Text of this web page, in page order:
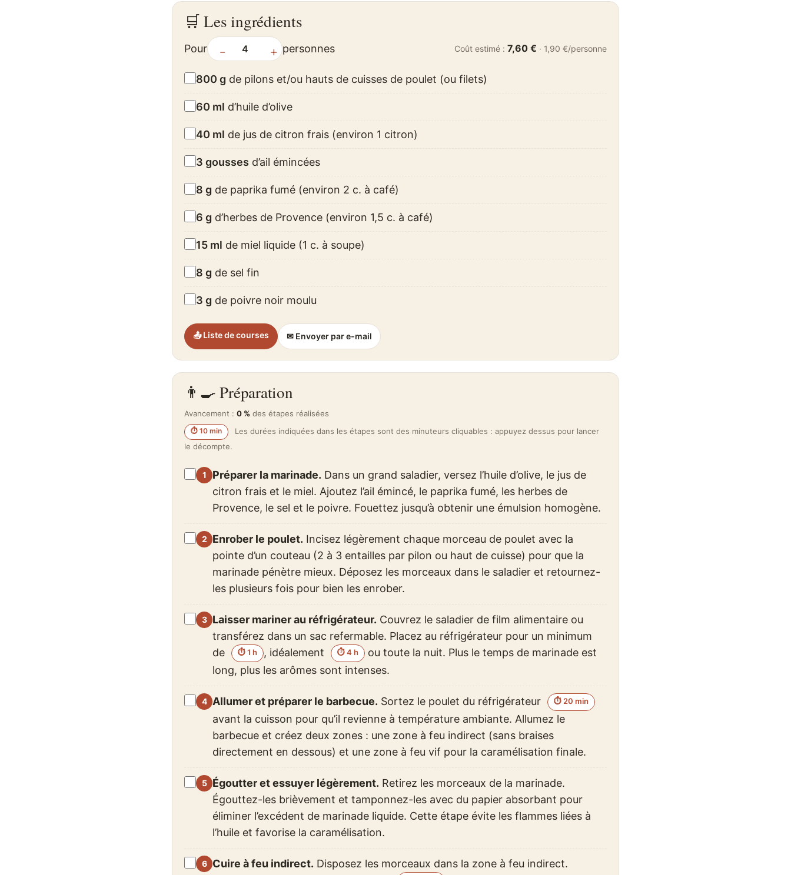
🛒 Les ingrédients
Pour − + personnes Coût estimé : 7,60 € · 1,90 €/personne
800 g de pilons et/ou hauts de cuisses de poulet (ou filets)
60 ml d’huile d’olive
40 ml de jus de citron frais (environ 1 citron)
3 gousses d’ail émincées
8 g de paprika fumé (environ 2 c. à café)
6 g d’herbes de Provence (environ 1,5 c. à café)
15 ml de miel liquide (1 c. à soupe)
8 g de sel fin
3 g de poivre noir moulu
📤 Liste de courses ✉ Envoyer par e-mail
👨‍🍳 Préparation
Avancement : 0 % des étapes réalisées
⏱ 10 min
Les durées indiquées dans les étapes sont des minuteurs cliquables : appuyez dessus pour lancer
le décompte.
Préparer la marinade. Dans un grand saladier, versez l’huile d’olive, le jus de
citron frais et le miel. Ajoutez l’ail émincé, le paprika fumé, les herbes de
Provence, le sel et le poivre. Fouettez jusqu’à obtenir une émulsion homogène.
Enrober le poulet. Incisez légèrement chaque morceau de poulet avec la
pointe d’un couteau (2 à 3 entailles par pilon ou haut de cuisse) pour que la
marinade pénètre mieux. Déposez les morceaux dans le saladier et retournez-
les plusieurs fois pour bien les enrober.
Laisser mariner au réfrigérateur. Couvrez le saladier de film alimentaire ou
transférez dans un sac refermable. Placez au réfrigérateur pour un minimum
de
⏱ 1 h , idéalement ⏱ 4 h
ou toute la nuit. Plus le temps de marinade est
long, plus les arômes sont intenses.
Allumer et préparer le barbecue. Sortez le poulet du réfrigérateur ⏱ 20 min
avant la cuisson pour qu’il revienne à température ambiante. Allumez le
barbecue et créez deux zones : une zone à feu indirect (sans braises
directement en dessous) et une zone à feu vif pour la caramélisation finale.
Égoutter et essuyer légèrement. Retirez les morceaux de la marinade.
Égouttez-les brièvement et tamponnez-les avec du papier absorbant pour
éliminer l’excédent de marinade liquide. Cette étape évite les flammes liées à
l’huile et favorise la caramélisation.
Cuire à feu indirect. Disposez les morceaux dans la zone à feu indirect.